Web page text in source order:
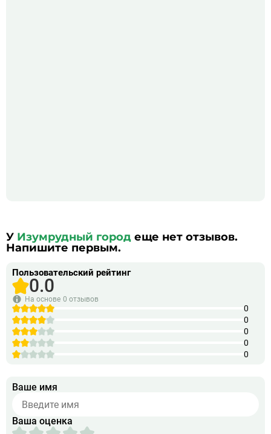
У Изумрудный город еще нет отзывов.
Напишите первым.
Пользовательский рейтинг
0.0
На основе 0 отзывов
0
0
0
0
0
Ваше имя
Ваша оценка